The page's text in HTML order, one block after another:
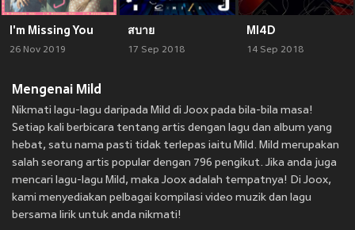
I'm Missing You
26 Nov 2019
สบาย
17 Sep 2018
MI4D
14 Sep 2018
Mengenai Mild
Nikmati lagu-lagu daripada Mild di Joox pada bila-bila masa!
Setiap kali berbicara tentang artis dengan lagu dan album yang
hebat, satu nama pasti tidak terlepas iaitu Mild. Mild merupakan
salah seorang artis popular dengan 796 pengikut. Jika anda juga
mencari lagu-lagu Mild, maka Joox adalah tempatnya! Di Joox,
kami menyediakan pelbagai kompilasi video muzik dan lagu
bersama lirik untuk anda nikmati!